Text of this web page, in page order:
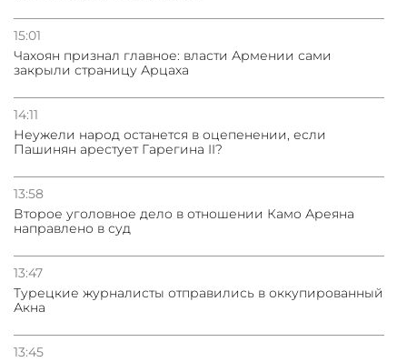
15:01
Чахоян признал главное: власти Армении сами
закрыли страницу Арцаха
14:11
Неужели народ останется в оцепенении, если
Пашинян арестует Гарегина II?
13:58
Второе уголовное дело в отношении Камо Ареяна
направлено в суд
13:47
Турецкие журналисты отправились в оккупированный
Акна
13:45